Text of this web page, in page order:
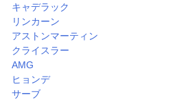
キャデラック
リンカーン
アストンマーティン
クライスラー
AMG
ヒョンデ
サーブ